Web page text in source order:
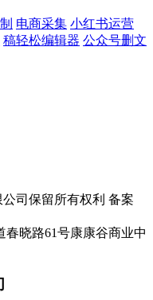
电商采集 小红书运营
稿轻松编辑器 公众号删文
司保留所有权利 备案
晓路61号康康谷商业中